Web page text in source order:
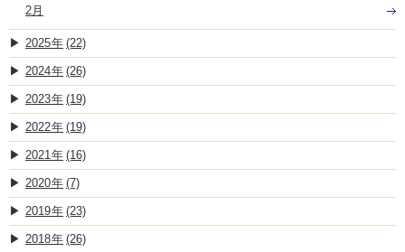
2月
2025 (22)
2024 (26)
2023 (19)
2022 (19)
2021 (16)
2020 (7)
2019 (23)
2018 (26)